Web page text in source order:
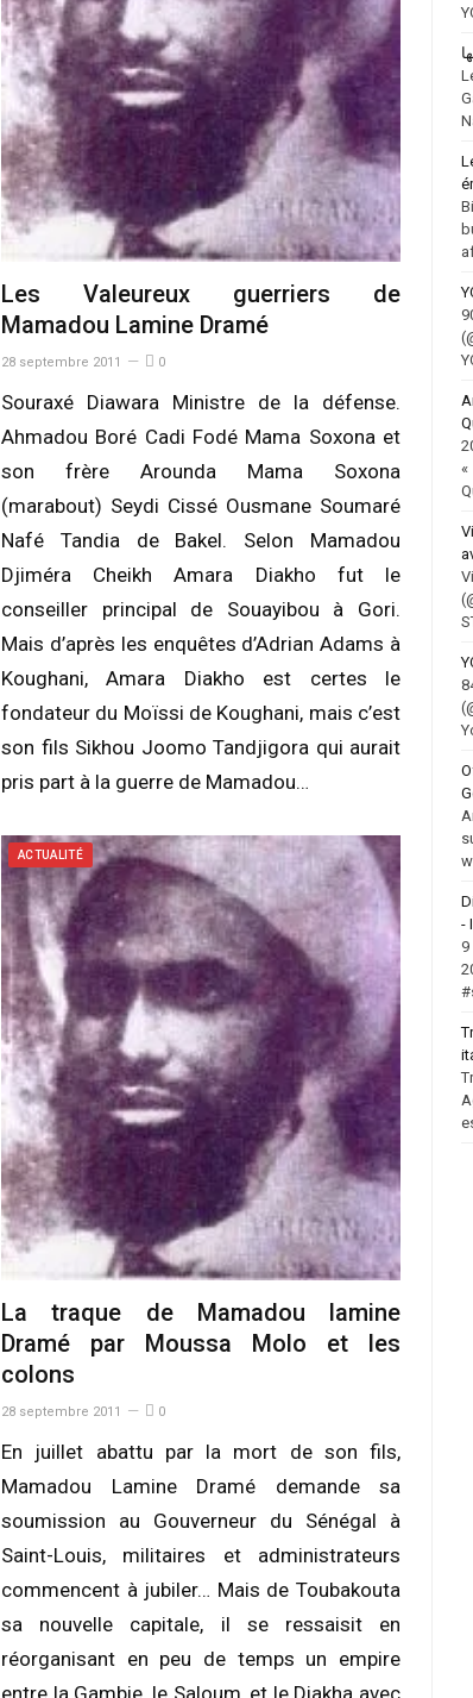
Les Valeureux guerriers de
Mamadou Lamine Dramé
28 septembre 2011 0
Souraxé Diawara Ministre de la défense.
Ahmadou Boré Cadi Fodé Mama Soxona et
son frère Arounda Mama Soxona
(marabout) Seydi Cissé Ousmane Soumaré
Nafé Tandia de Bakel. Selon Mamadou
Djiméra Cheikh Amara Diakho fut le
conseiller principal de Souayibou à Gori.
Mais d’après les enquêtes d’Adrian Adams à
Koughani, Amara Diakho est certes le
fondateur du Moïssi de Koughani, mais c’est
son fils Sikhou Joomo Tandjigora qui aurait
pris part à la guerre de Mamadou…
ACTUALITÉ
La traque de Mamadou lamine
Dramé par Moussa Molo et les
colons
28 septembre 2011 0
En juillet abattu par la mort de son fils,
Mamadou Lamine Dramé demande sa
soumission au Gouverneur du Sénégal à
Saint-Louis, militaires et administrateurs
commencent à jubiler… Mais de Toubakouta
sa nouvelle capitale, il se ressaisit en
réorganisant en peu de temps un empire
entre la Gambie, le Saloum, et le Diakha avec
«
-